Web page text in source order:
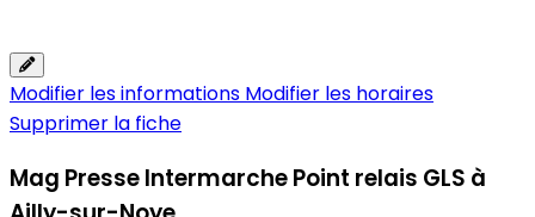
Modifier les informations Modifier les horaires
Supprimer la fiche
Mag Presse IntermarchePoint relais GLS à